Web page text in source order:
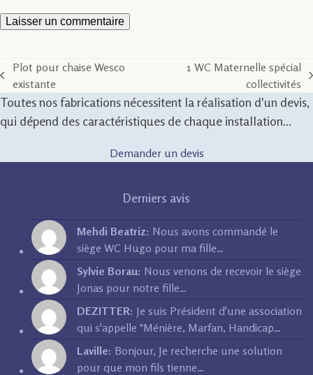
previous
post:
Plot pour chaise Wesco
existante
post:
1 WC Maternelle spécial
collectivités
Toutes nos fabrications nécessitent la réalisation d'un devis,
qui dépend des caractéristiques de chaque installation...
Demander un devis
Derniers avis
Mehdi Beatriz: Nous avons commandé le
siège WC Hugo pour ma fille…
Sylvie Borau: Nous venons de recevoir le siège
Jonas pour notre fille…
DEZITTER: Je suis Président d'une association
qui s'appelle "Ménière, Marfan, Handicap…
Laville: Bonjour, Je recherche une solution
pour que mon fils tienne…